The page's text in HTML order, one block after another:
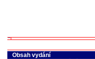
Obsah vydání